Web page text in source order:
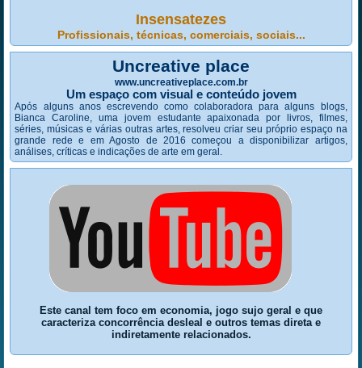
Insensatezes
Profissionais, técnicas, comerciais, sociais...
Uncreative place
www.uncreativeplace.com.br
Um espaço com visual e conteúdo jovem
Após alguns anos escrevendo como colaboradora para alguns blogs,
Bianca Caroline, uma jovem estudante apaixonada por livros, filmes,
séries, músicas e várias outras artes, resolveu criar seu próprio espaço na
grande rede e em Agosto de 2016 começou a disponibilizar artigos,
análises, críticas e indicações de arte em geral.
Este canal tem foco em economia, jogo sujo geral e que
caracteriza concorrência desleal e outros temas direta e
indiretamente relacionados.